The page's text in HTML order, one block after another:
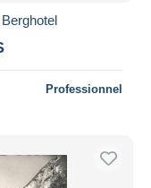
Professionnel